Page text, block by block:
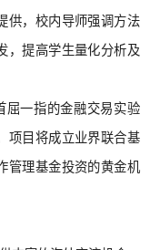
供，校内导师强调方法
，提高学生量化分析及
屈一指的金融交易实验
项目将成立业界联合基
管理基金投资的黄金机